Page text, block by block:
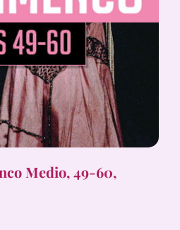
Medio, 49-60,